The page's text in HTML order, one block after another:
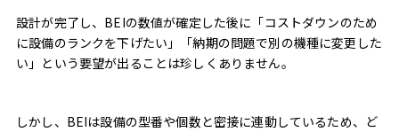
設計が完了し、BEIの数値が確定した後に「コストダウンのため
に設備のランクを下げたい」「納期の問題で別の機種に変更した
い」という要望が出ることは珍しくありません。
しかし、BEIは設備の型番や個数と密接に連動しているため、ど